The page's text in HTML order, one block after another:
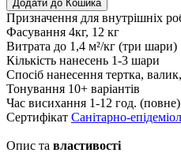
Додати до Кошика
Призначення для внутрішніх
Фасування 4кг, 12 кг
Витрата до 1,4 м²/кг (три шари)
Кількість нанесень 1-3 шари
Спосіб нанесення тертка,
Тонування 10+ варіантів
Час висихання 1-12 год. (повне)
Сертифікат Санітарно-
Опис та властивості